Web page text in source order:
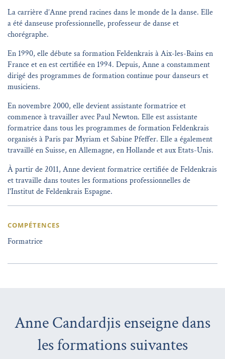
La carrière d’Anne prend racines dans le monde de la danse. Elle
a été danseuse professionnelle, professeur de danse et
chorégraphe.
En 1990, elle débute sa formation Feldenkrais à Aix-les-Bains en
France et en est certifiée en 1994. Depuis, Anne a constamment
dirigé des programmes de formation continue pour danseurs et
musiciens.
En novembre 2000, elle devient assistante formatrice et
commence à travailler avec Paul Newton. Elle est assistante
formatrice dans tous les programmes de formation Feldenkrais
organisés à Paris par Myriam et Sabine Pfeffer. Elle a également
travaillé en Suisse, en Allemagne, en Hollande et aux Etats-Unis.
À partir de 2011, Anne devient formatrice certifiée de Feldenkrais
et travaille dans toutes les formations professionnelles de
l'Institut de Feldenkrais Espagne.
COMPÉTENCES
Formatrice
Anne Candardjis enseigne dans
les formations suivantes